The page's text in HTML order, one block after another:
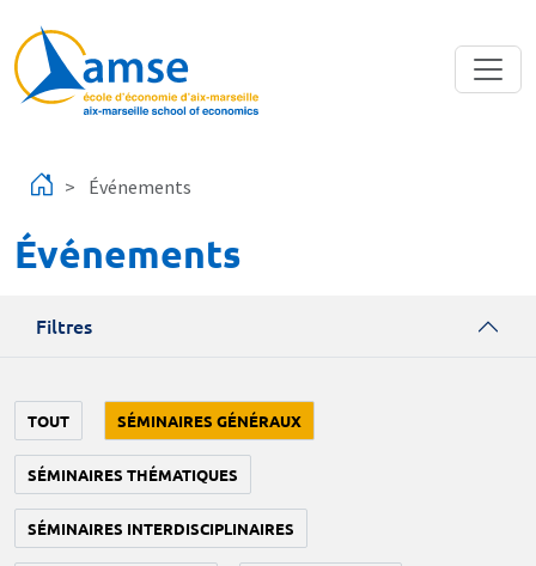
Événements
Événements
Filtres
TOUT SÉMINAIRES GÉNÉRAUX
SÉMINAIRES THÉMATIQUES
SÉMINAIRES INTERDISCIPLINAIRES